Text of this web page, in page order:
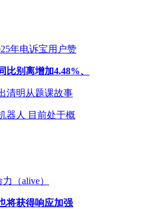
年电诉宝用户赞
比别离增加4.48%、
清明从题课故事
器人 目前处于概
（alive）
将获得响应加强